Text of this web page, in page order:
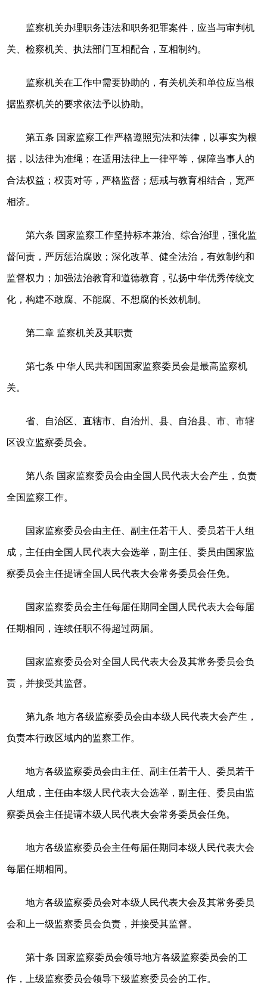
监察机关办理职务违法和职务犯罪案件，应当与审判机
关、检察机关、执法部门互相配合，互相制约。
监察机关在工作中需要协助的，有关机关和单位应当根
据监察机关的要求依法予以协助。
第五条 国家监察工作严格遵照宪法和法律，以事实为根
据，以法律为准绳；在适用法律上一律平等，保障当事人的
合法权益；权责对等，严格监督；惩戒与教育相结合，宽严
相济。
第六条 国家监察工作坚持标本兼治、综合治理，强化监
督问责，严厉惩治腐败；深化改革、健全法治，有效制约和
监督权力；加强法治教育和道德教育，弘扬中华优秀传统文
化，构建不敢腐、不能腐、不想腐的长效机制。
第二章 监察机关及其职责
第七条 中华人民共和国国家监察委员会是最高监察机
关。
省、自治区、直辖市、自治州、县、自治县、市、市辖
区设立监察委员会。
第八条 国家监察委员会由全国人民代表大会产生，负责
全国监察工作。
国家监察委员会由主任、副主任若干人、委员若干人组
成，主任由全国人民代表大会选举，副主任、委员由国家监
察委员会主任提请全国人民代表大会常务委员会任免。
国家监察委员会主任每届任期同全国人民代表大会每届
任期相同，连续任职不得超过两届。
国家监察委员会对全国人民代表大会及其常务委员会负
责，并接受其监督。
第九条 地方各级监察委员会由本级人民代表大会产生，
负责本行政区域内的监察工作。
地方各级监察委员会由主任、副主任若干人、委员若干
人组成，主任由本级人民代表大会选举，副主任、委员由监
察委员会主任提请本级人民代表大会常务委员会任免。
地方各级监察委员会主任每届任期同本级人民代表大会
每届任期相同。
地方各级监察委员会对本级人民代表大会及其常务委员
会和上一级监察委员会负责，并接受其监督。
第十条 国家监察委员会领导地方各级监察委员会的工
作，上级监察委员会领导下级监察委员会的工作。